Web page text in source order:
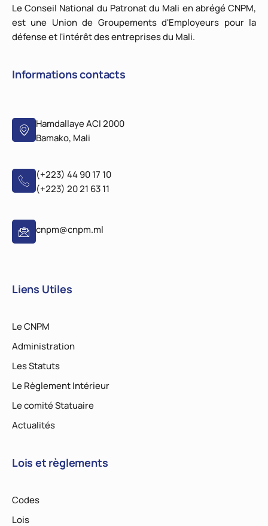
Le Conseil National du Patronat du Mali en abrégé CNPM,
est une Union de Groupements d'Employeurs pour la
défense et l'intérêt des entreprises du Mali.
Informations contacts
Hamdallaye ACI 2000
Bamako, Mali
(+223) 44 90 17 10
(+223) 20 21 63 11
cnpm@cnpm.ml
Liens Utiles
Le CNPM
Administration
Les Statuts
Le Règlement Intérieur
Le comité Statuaire
Actualités
Lois et règlements
Codes
Lois